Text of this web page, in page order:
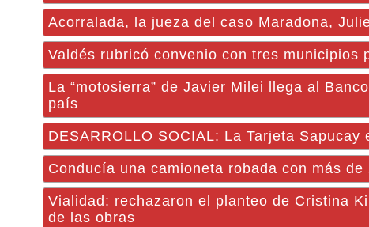
Acorralada, la jueza del caso Maradona,
Valdés rubricó convenio con tres
La “motosierra” de Javier Milei llega al
país
DESARROLLO SOCIAL: La Tarjeta
Conducía una camioneta robada con más
Vialidad: rechazaron el planteo de Cristina
de las obras